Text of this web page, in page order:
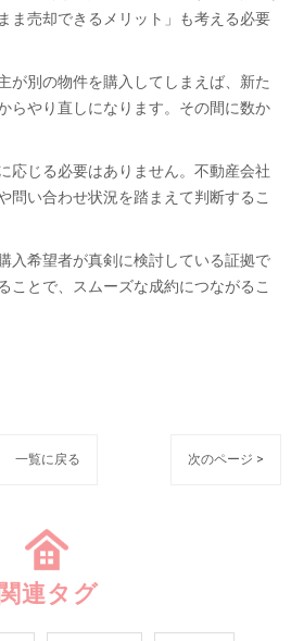
ま売却できるメリット」も考える必要
が別の物件を購入してしまえば、新た
らやり直しになります。その間に数か
応じる必要はありません。不動産会社
問い合わせ状況を踏まえて判断するこ
入希望者が真剣に検討している証拠で
ことで、スムーズな成約につながるこ
一覧に戻る 次のページ >
関連タグ